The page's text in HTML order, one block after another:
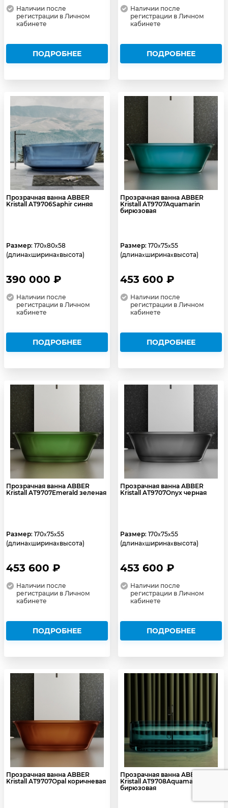
Наличии после
регистрации в Личном
кабинете
ПОДРОБНЕЕ
Наличии после
регистрации в Личном
кабинете
ПОДРОБНЕЕ
Прозрачная ванна ABBER
Kristall AT9706Saphir синяя
Размер: 170x80x58
(длинаxширинаxвысота)
390 000 ₽
Наличии после
регистрации в Личном
кабинете
ПОДРОБНЕЕ
Прозрачная ванна ABBER
Kristall AT9707Aquamarin
бирюзовая
Размер: 170x75x55
(длинаxширинаxвысота)
453 600 ₽
Наличии после
регистрации в Личном
кабинете
ПОДРОБНЕЕ
Прозрачная ванна ABBER
Kristall AT9707Emerald зеленая
Размер: 170x75x55
(длинаxширинаxвысота)
453 600 ₽
Наличии после
регистрации в Личном
кабинете
ПОДРОБНЕЕ
Прозрачная ванна ABBER
Kristall AT9707Onyx черная
Размер: 170x75x55
(длинаxширинаxвысота)
453 600 ₽
Наличии после
регистрации в Личном
кабинете
ПОДРОБНЕЕ
Прозрачная ванна ABBER
Kristall AT9707Opal коричневая
Прозрачная ванна ABBER
Kristall AT9708Aquamarin
бирюзовая